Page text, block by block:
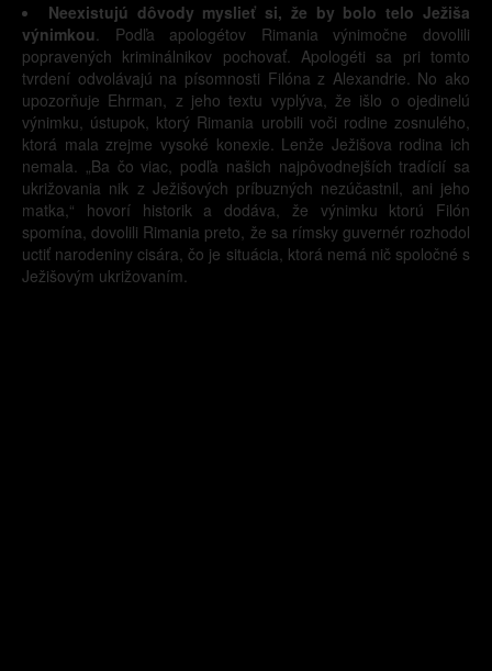
Neexistujú dôvody myslieť si, že by bolo telo Ježiša
výnimkou. Podľa apologétov Rimania výnimočne dovolili
popravených kriminálnikov pochovať. Apologéti sa pri tomto
tvrdení odvolávajú na písomnosti Filóna z Alexandrie. No ako
upozorňuje Ehrman, z jeho textu vyplýva, že išlo o ojedinelú
výnimku, ústupok, ktorý Rimania urobili voči rodine zosnulého,
ktorá mala zrejme vysoké konexie. Lenže Ježišova rodina ich
nemala. „Ba čo viac, podľa našich najpôvodnejších tradícií sa
ukrižovania nik z Ježišových príbuzných nezúčastnil, ani jeho
matka,“ hovorí historik a dodáva, že výnimku ktorú Filón
spomína, dovolili Rimania preto, že sa rímsky guvernér rozhodol
uctiť narodeniny cisára, čo je situácia, ktorá nemá nič spoločné s
Ježišovým ukrižovaním.